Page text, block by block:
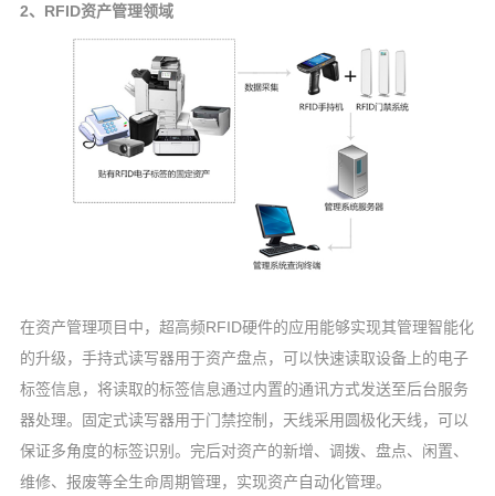
2、RFID资产管理领域
在资产管理项目中，超高频RFID硬件的应用能够实现其管理智能化
的升级，手持式读写器用于资产盘点，可以快速读取设备上的电子
标签信息，将读取的标签信息通过内置的通讯方式发送至后台服务
器处理。固定式读写器用于门禁控制，天线采用圆极化天线，可以
保证多角度的标签识别。完后对资产的新增、调拨、盘点、闲置、
维修、报废等全生命周期管理，实现资产自动化管理。